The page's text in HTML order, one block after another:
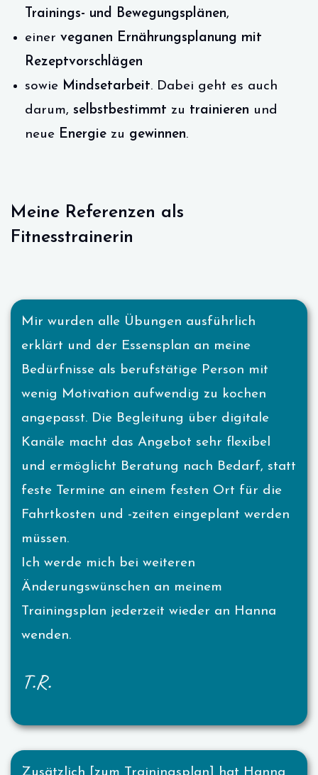
Trainings- und Bewegungsplänen,
einer veganen Ernährungsplanung mit
Rezeptvorschlägen
sowie Mindsetarbeit. Dabei geht es auch
darum, selbstbestimmt zu trainieren und
neue Energie zu gewinnen.
Meine Referenzen als
Fitnesstrainerin
Mir wurden alle Übungen ausführlich
erklärt und der Essensplan an meine
Bedürfnisse als berufstätige Person mit
wenig Motivation aufwendig zu kochen
angepasst. Die Begleitung über digitale
Kanäle macht das Angebot sehr flexibel
und ermöglicht Beratung nach Bedarf, statt
feste Termine an einem festen Ort für die
Fahrtkosten und -zeiten eingeplant werden
müssen.
Ich werde mich bei weiteren
Änderungswünschen an meinem
Trainingsplan jederzeit wieder an Hanna
wenden.
T.R.